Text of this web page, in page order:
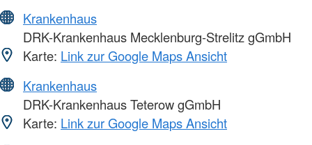
Krankenhaus
DRK-Krankenhaus Mecklenburg-Strelitz gGmbH
Karte: Link zur Google Maps Ansicht
Krankenhaus
DRK-Krankenhaus Teterow gGmbH
Karte: Link zur Google Maps Ansicht